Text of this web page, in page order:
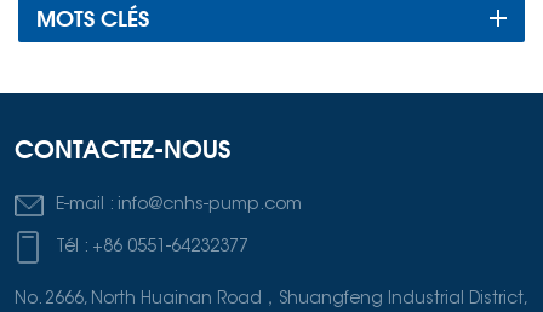
MOTS CLÉS
CONTACTEZ-NOUS
E-mail : info@cnhs-pump.com
Tél : +86 0551-64232377
No. 2666, North Huainan Road，Shuangfeng Industrial District,